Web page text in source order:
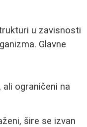
u zavisnosti
Glavne
ali ograničeni na
šire se izvan